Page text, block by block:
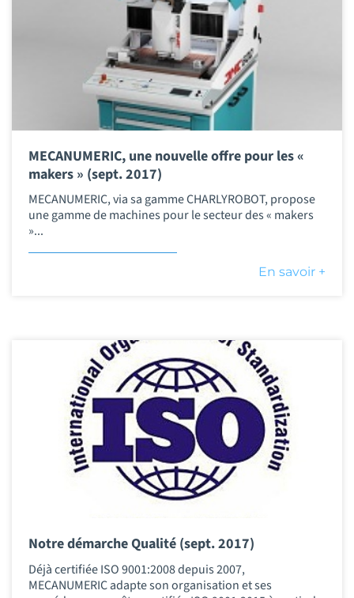
MECANUMERIC, une nouvelle offre pour les «
makers » (sept. 2017)
MECANUMERIC, via sa gamme CHARLYROBOT, propose
une gamme de machines pour le secteur des « makers
»...
En savoir +
Notre démarche Qualité (sept. 2017)
Déjà certifiée ISO 9001:2008 depuis 2007,
MECANUMERIC adapte son organisation et ses